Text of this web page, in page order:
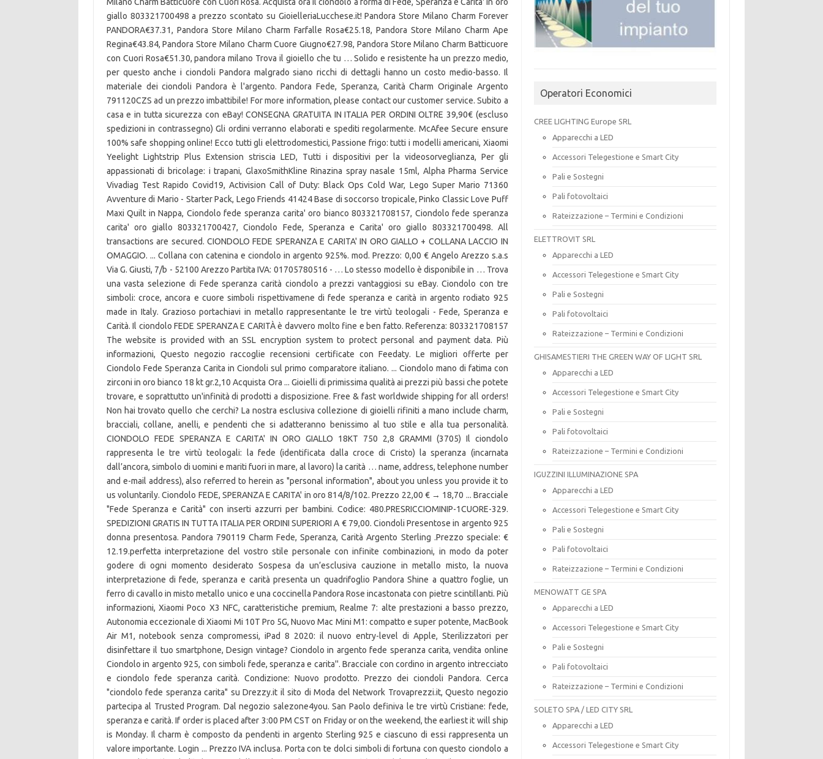
Operatori Economici
CREE LIGHTING Europe SRL
Apparecchi a LED
Accessori Telegestione e Smart City
Pali e Sostegni
Pali fotovoltaici
Rateizzazione – Termini e Condizioni
ELETTROVIT SRL
Apparecchi a LED
Accessori Telegestione e Smart City
Pali e Sostegni
Pali fotovoltaici
Rateizzazione – Termini e Condizioni
GHISAMESTIERI THE GREEN WAY OF LIGHT SRL
Apparecchi a LED
Accessori Telegestione e Smart City
Pali e Sostegni
Pali fotovoltaici
Rateizzazione – Termini e Condizioni
IGUZZINI ILLUMINAZIONE SPA
Apparecchi a LED
Accessori Telegestione e Smart City
Pali e Sostegni
Pali fotovoltaici
Rateizzazione – Termini e Condizioni
MENOWATT GE SPA
Apparecchi a LED
Accessori Telegestione e Smart City
Pali e Sostegni
Pali fotovoltaici
Rateizzazione – Termini e Condizioni
SOLETO SPA / LED CITY SRL
Apparecchi a LED
Accessori Telegestione e Smart City